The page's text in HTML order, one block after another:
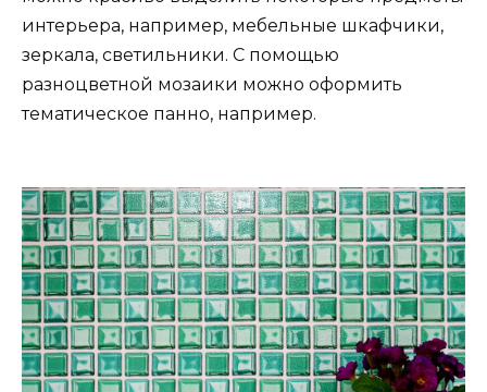
интерьера, например, мебельные шкафчики,
зеркала, светильники. С помощью
разноцветной мозаики можно оформить
тематическое панно, например.